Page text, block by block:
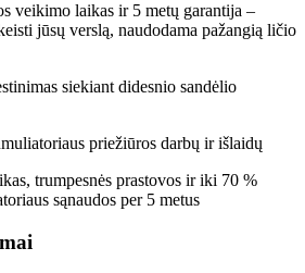
veikimo laikas ir 5 metų garantija –
jūsų verslą, naudodama pažangią ličio
siekiant didesnio sandėlio
priežiūros darbų ir išlaidų
trumpesnės prastovos ir iki 70 %
sąnaudos per 5 metus